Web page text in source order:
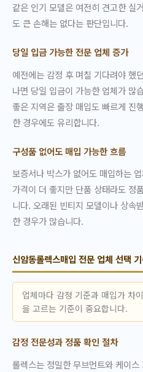
같은 인기 모델은 여전히 견고한 실
도 큰 손해는 없다는 판단입니다.
당일 입금 가능한 전문 업체 증가
예전에는 감정 후 며칠 기다려야 했
나면 당일 입금이 가능한 업체가 많
좋은 지역은 출장 매입도 빠르게 진
한 경우에도 유리합니다.
구성품 없어도 매입 가능한 흐름
보증서나 박스가 없어도 매입하는
가격이 더 좋지만 단품 상태라도 정
니다. 오래된 빈티지 모델이나 상속
한 경우가 많습니다.
신암동롤렉스매입 전문 업체 선택
업체마다 감정 기준과 매입가 차
을 고르는 기준이 중요합니다.
감정 전문성과 정품 확인 절차
롤렉스는 정밀한 무브먼트와 케이